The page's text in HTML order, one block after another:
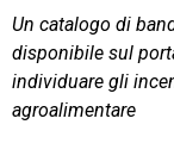
Un catalogo di
disponibile sul
individuare gli
agroalimentare